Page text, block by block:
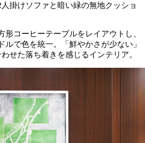
掛けソファと暗い緑の無地クッショ
形コーヒーテーブルをレイアウトし、
ルで色を統一。「鮮やかさが少ない」
せた落ち着きを感じるインテリア。